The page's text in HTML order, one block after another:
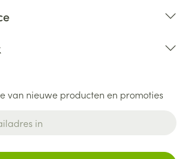
van nieuwe producten en promoties